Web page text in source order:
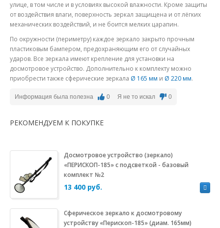
улице, в том числе и в условиях высокой влажности. Кроме защиты
от воздействия влаги, поверхность зеркал защищена и от лёгких
механических воздействий, и не боится мелких царапин.
По окружности (периметру) каждое зеркало закрыто прочным
пластиковым бампером, предохраняющим его от случайных
ударов. Все зеркала имеют крепление для установки на
досмотровое устройство. Дополнительно к комплекту можно
приобрести также сферические зеркала Ø 165 мм и Ø 220 мм.
Информация была полезна 0 Я не то искал 0
РЕКОМЕНДУЕМ К ПОКУПКЕ
Досмотровое устройство (зеркало)
«ПЕРИСКОП-185» с подсветкой - базовый
комплект №2
13 400 руб.
Сферическое зеркало к досмотровому
устройству «Перископ-185» (диам. 165мм)